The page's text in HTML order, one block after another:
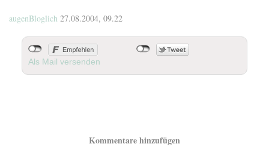
augenBloglich 27.08.2004, 09.22
Als Mail versenden
Kommentare hinzufügen